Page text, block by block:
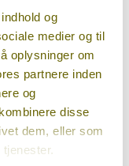
og
medier og til
oplysninger om
partnere inden
og
disse
dem, eller som